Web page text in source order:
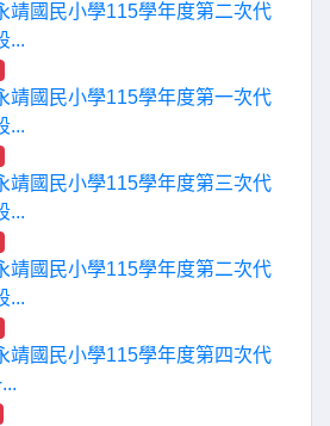
靖國民小學115學年度第二次代
...
靖國民小學115學年度第一次代
...
靖國民小學115學年度第三次代
...
靖國民小學115學年度第二次代
...
靖國民小學115學年度第四次代